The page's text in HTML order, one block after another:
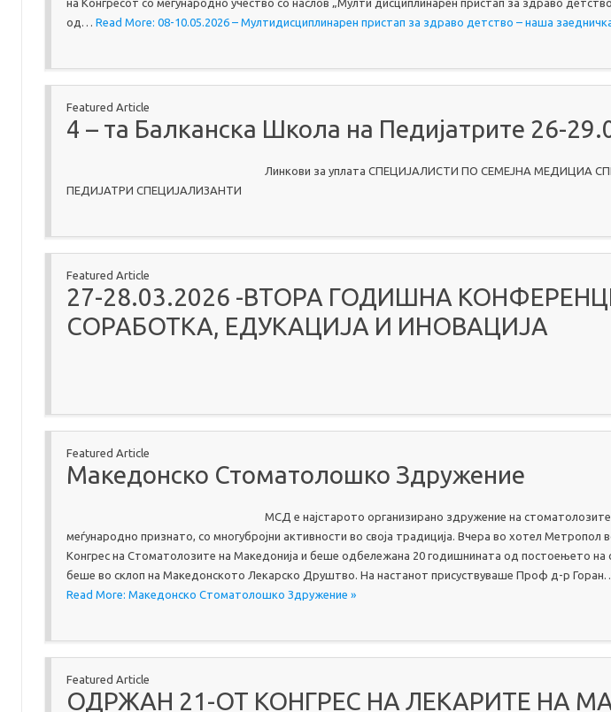
на Конгресот со меѓународно учество со наслов „Мулти дисциплинарен пристап за здраво
од… Read More: 08-10.05.2026 – Мултидисциплинарен пристап за здраво детство – наша
Featured Article
4 – та Балканска Школа на Педијатрите 26-
Линкови за уплата СПЕЦИЈАЛИСТИ ПО СЕМЕЈНА МЕДИЦИА
ПЕДИЈАТРИ СПЕЦИЈАЛИЗАНТИ
Featured Article
27-28.03.2026 -ВТОРА ГОДИШНА
СОРАБОТКА, ЕДУКАЦИЈА И ИНОВАЦИЈА
Featured Article
Македонско Стоматолошко Здружение
МСД е најстарото организирано здружение на
меѓународно признато, со многубројни активности во своја традиција. Вчера во хотел Метропол
Конгрес на Стоматолозите на Македонија и беше одбележана 20 годишнината од постоењето
беше во склоп на Македонското Лекарско Друштво. На настанот присуствуваше Проф д-р
Read More: Македонско Стоматолошко Здружение »
Featured Article
ОДРЖАН 21-ОТ КОНГРЕС НА ЛЕКАРИТЕ НА